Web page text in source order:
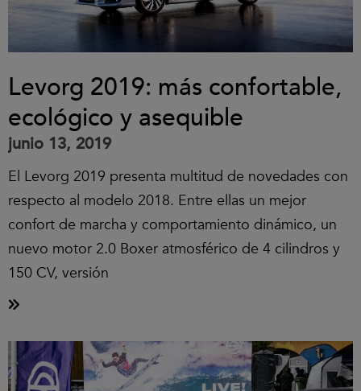
Levorg 2019: más confortable,
ecológico y asequible
junio 13, 2019
El Levorg 2019 presenta multitud de novedades con
respecto al modelo 2018. Entre ellas un mejor
confort de marcha y comportamiento dinámico, un
nuevo motor 2.0 Boxer atmosférico de 4 cilindros y
150 CV, versión